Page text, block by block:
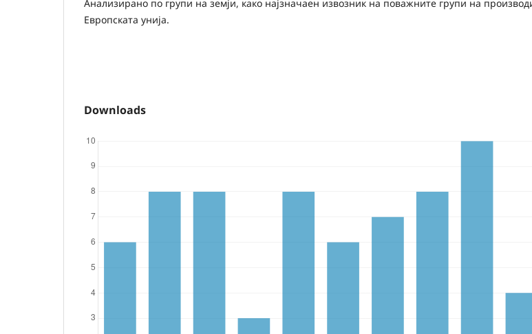
Анализирано по групи на земји, како најзначаен извозник на поважните групи на
Европската унија.
Downloads